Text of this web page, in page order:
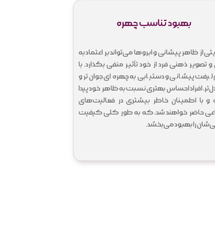
بهبود تناسب چهره
از ظاهر پیشانی و ابروها می‌تواند بر اعتماد به
تصویر ذهنی فرد از خود تأثیر منفی بگذارد. با
لیفت پیشانی و دستیابی به چهره‌ای جوان‌تر و
افراد احساس بهتری نسبت به ظاهر خود پیدا
و با اطمینان خاطر بیشتری در فعالیت‌های
حاضر خواهند شد، که به طور کلی کیفیت
را بهبود می‌بخشد.